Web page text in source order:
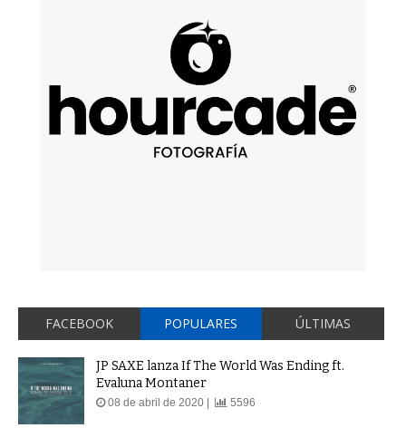
FACEBOOK POPULARES ÚLTIMAS
Evaluna Montaner
08 de abril de 2020 |